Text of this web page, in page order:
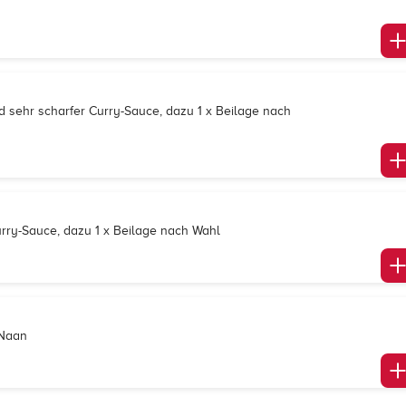
scharfer Curry-Sauce, dazu 1 x Beilage nach
Sauce, dazu 1 x Beilage nach Wahl